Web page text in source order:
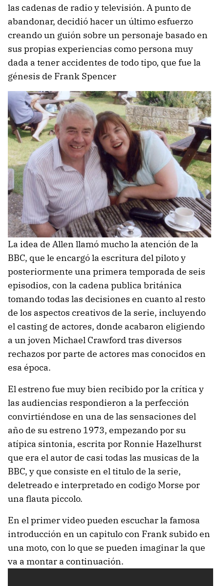
las cadenas de radio y televisión. A punto de
abandonar, decidió hacer un último esfuerzo
creando un guión sobre un personaje basado en
sus propias experiencias como persona muy
dada a tener accidentes de todo tipo, que fue la
génesis de Frank Spencer
La idea de Allen llamó mucho la atención de la
BBC, que le encargó la escritura del piloto y
posteriormente una primera temporada de seis
episodios, con la cadena publica británica
tomando todas las decisiones en cuanto al resto
de los aspectos creativos de la serie, incluyendo
el casting de actores, donde acabaron eligiendo
a un joven Michael Crawford tras diversos
rechazos por parte de actores mas conocidos en
esa época.
El estreno fue muy bien recibido por la crítica y
las audiencias respondieron a la perfección
convirtiéndose en una de las sensaciones del
año de su estreno 1973, empezando por su
atípica sintonia, escrita por Ronnie Hazelhurst
que era el autor de casi todas las musicas de la
BBC, y que consiste en el titulo de la serie,
deletreado e interpretado en codigo Morse por
una flauta piccolo.
En el primer video pueden escuchar la famosa
introducción en un capitulo con Frank subido en
una moto, con lo que se pueden imaginar la que
va a montar a continuación.